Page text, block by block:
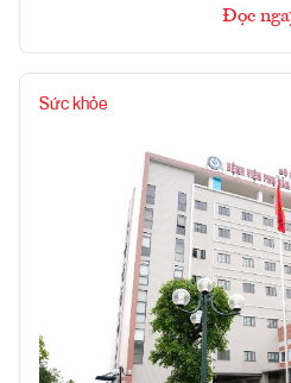
Đọc
Sức khỏe